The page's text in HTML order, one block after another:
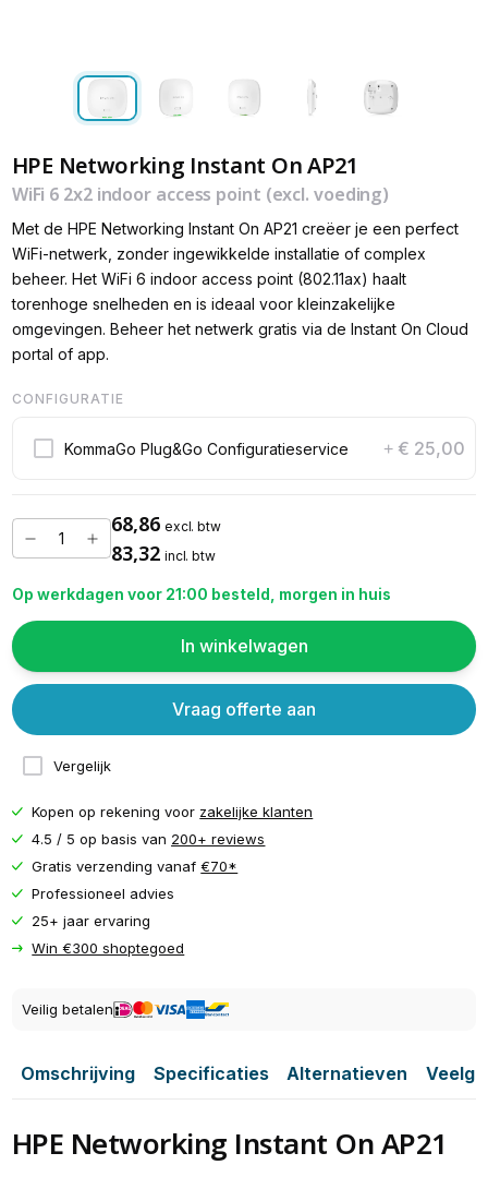
HPE Networking Instant On AP21
WiFi 6 2x2 indoor access point (excl. voeding)
Met de HPE Networking Instant On AP21 creëer je een perfect
WiFi-netwerk, zonder ingewikkelde installatie of complex
beheer. Het WiFi 6 indoor access point (802.11ax) haalt
torenhoge snelheden en is ideaal voor kleinzakelijke
omgevingen. Beheer het netwerk gratis via de Instant On Cloud
portal of app.
CONFIGURATIE
KommaGo Plug&Go Configuratieservice + € 25,00
68,86 excl. btw
83,32 incl. btw
Op werkdagen voor 21:00 besteld, morgen in huis
In winkelwagen
Vergelijk
Vraag offerte aan
Kopen op rekening voor zakelijke klanten
4.5 / 5 op basis van 200+ reviews
Gratis verzending vanaf€70*
Professioneel advies
25+ jaar ervaring
Win €300 shoptegoed
Veilig betalen
Omschrijving Specificaties Alternatieven
HPE Networking Instant On AP21